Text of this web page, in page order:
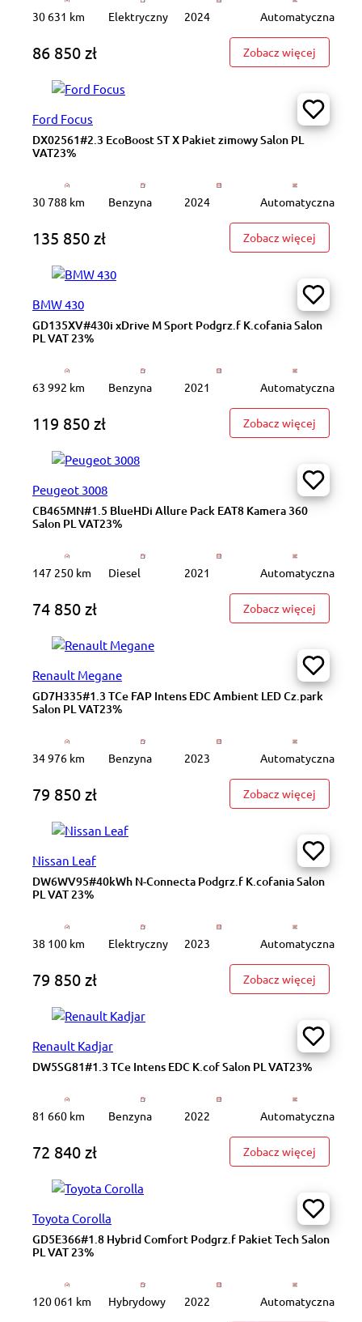
30 631 km Elektryczny 2024 Automatyczna
86 850 zł Zobacz więcej
Ford Focus
DX02561#2.3 EcoBoost ST X Pakiet zimowy Salon PL
VAT23%
30 788 km Benzyna 2024 Automatyczna
135 850 zł Zobacz więcej
BMW 430
GD135XV#430i xDrive M Sport Podgrz.f K.cofania Salon
PL VAT 23%
63 992 km Benzyna 2021 Automatyczna
119 850 zł Zobacz więcej
Peugeot 3008
CB465MN#1.5 BlueHDi Allure Pack EAT8 Kamera 360
Salon PL VAT23%
147 250 km Diesel 2021 Automatyczna
74 850 zł Zobacz więcej
Renault Megane
GD7H335#1.3 TCe FAP Intens EDC Ambient LED Cz.park
Salon PL VAT23%
34 976 km Benzyna 2023 Automatyczna
79 850 zł Zobacz więcej
Nissan Leaf
DW6WV95#40kWh N-Connecta Podgrz.f K.cofania Salon
PL VAT 23%
38 100 km Elektryczny 2023 Automatyczna
79 850 zł Zobacz więcej
Renault Kadjar
DW5SG81#1.3 TCe Intens EDC K.cof Salon PL VAT23%
81 660 km Benzyna 2022 Automatyczna
72 840 zł Zobacz więcej
Toyota Corolla
GD5E366#1.8 Hybrid Comfort Podgrz.f Pakiet Tech Salon
PL VAT 23%
120 061 km Hybrydowy 2022 Automatyczna